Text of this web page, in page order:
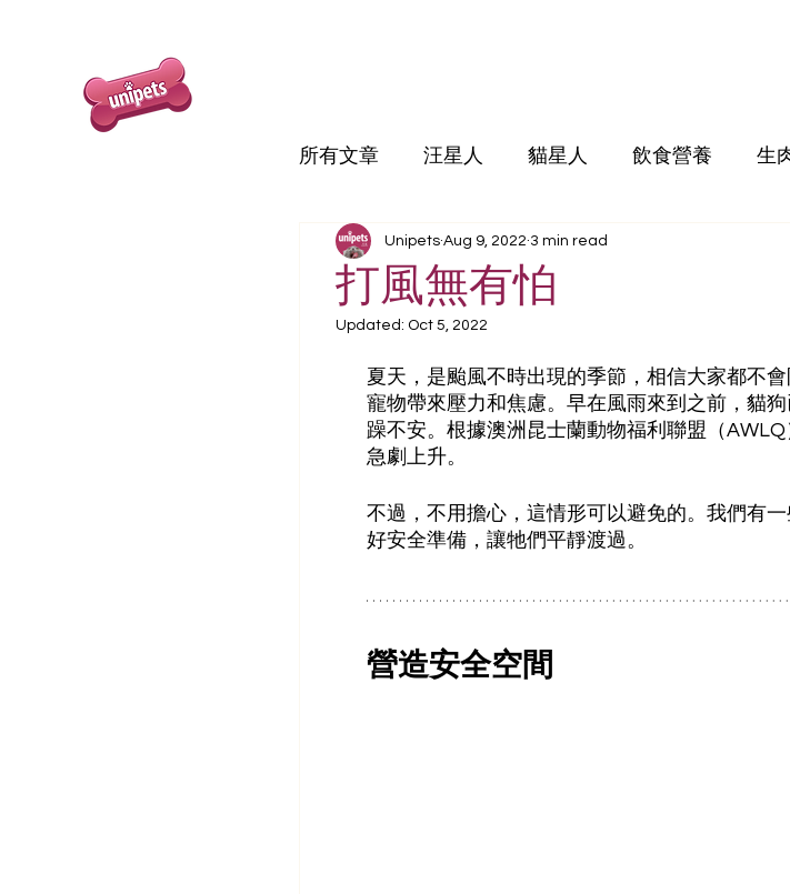
所有文章 汪星人 貓星人 飲食營養 生
打風無有怕
Unipets Aug 9, 2022 3 min read
Updated: Oct 5, 2022
夏天，是颱風不時出現的季節，相信大家都不
寵物帶來壓力和焦慮。早在風雨來到之前，貓
躁不安。根據澳洲昆士蘭動物福利聯盟（
急劇上升。
不過，不用擔心，這情形可以避免的。我們有
好安全準備，讓牠們平靜渡過。
營造安全空間